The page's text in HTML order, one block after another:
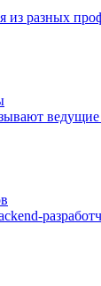
из разных